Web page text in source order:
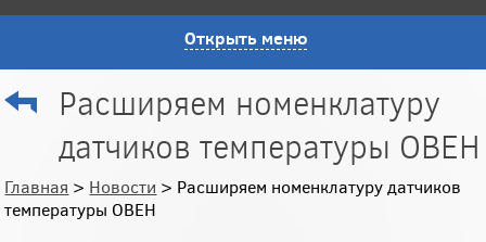
Открыть меню
Расширяем номенклатуру
датчиков температуры ОВЕН
Главная > Новости > Расширяем номенклатуру датчиков
температуры ОВЕН